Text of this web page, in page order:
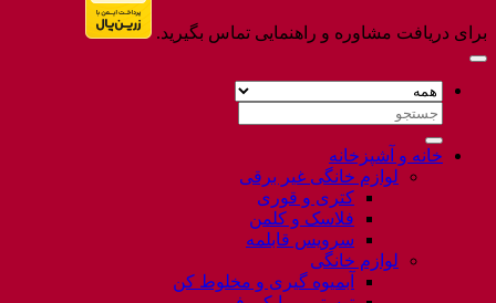
برای دریافت مشاوره و راهنمایی تماس بگیرید.
جستجو
خانه و آشپزخانه
لوازم خانگی غیر برقی
کتری و قوری
فلاسک و کلمن
سرویس قابلمه
لوازم خانگی
آبمیوه گیری و مخلوط کن